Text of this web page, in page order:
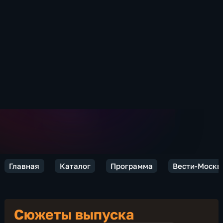
Главная Каталог Программа Вести-
Сюжеты выпуска